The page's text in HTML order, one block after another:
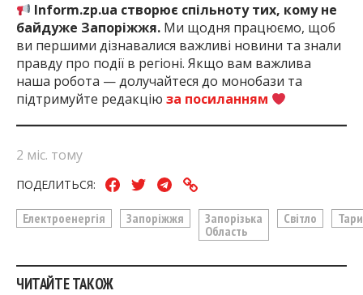
Inform.zp.ua створює спільноту тих, кому не
байдуже Запоріжжя. Ми щодня працюємо, щоб
ви першими дізнавалися важливі новини та знали
правду про події в регіоні. Якщо вам важлива
наша робота — долучайтеся до монобази та
підтримуйте редакцію за посиланням
2 міс. тому
ПОДЕЛИТЬСЯ:
Електроенергія Запоріжжя
Запорізька
Область
Світло
ЧИТАЙТЕ ТАКОЖ